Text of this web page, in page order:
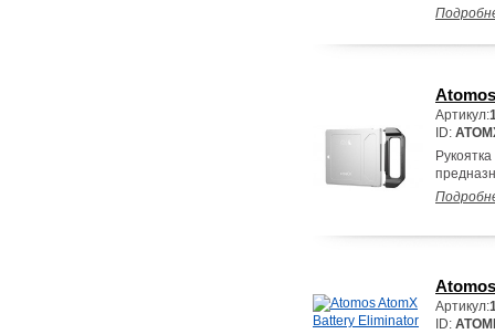
Артикул:
ID:
Артикул:
ID: